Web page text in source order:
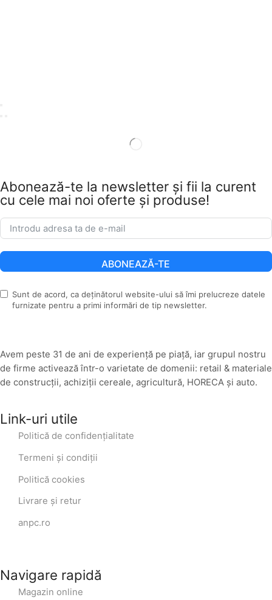
Abonează-te la newsletter și fii la curent
cu cele mai noi oferte și produse!
ABONEAZĂ-TE
Sunt de acord, ca deținătorul website-ului să îmi prelucreze datele
furnizate pentru a primi informări de tip newsletter.
Avem peste 31 de ani de experiență pe piață, iar grupul nostru
de firme activează într-o varietate de domenii: retail & materiale
de construcții, achiziții cereale, agricultură, HORECA și auto.
Link-uri utile
Politică de confidențialitate
Termeni și condiții
Politică cookies
Livrare și retur
anpc.ro
Navigare rapidă
Magazin online